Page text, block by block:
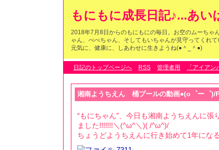
もにもに成長日記♪...あい
2018年7月8日からのもにもにの毎日。お空のムーちゃ
ゃん、べべちゃん、そしてもいちゃんが見守ってくれ
元気に、健康に、しあわせに生きようね(●＾_＾●)
日記のトップページへ RSS 管理者用 「アイア
湘南ようちえん 桶プールの動画●(o゜ー゜)/
“もにちゃん”、今日も湘南ようちえんに張
ました!!!!!!!＼(^ω^＼)( /^ω^)/
ちょうどようちえんに行き始めて1年に